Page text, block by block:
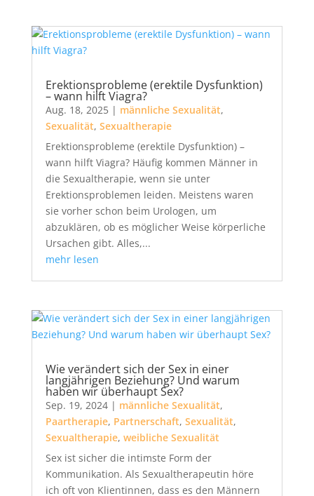
Erektionsprobleme (erektile Dysfunktion)
– wann hilft Viagra?
Aug. 18, 2025| männliche Sexualität,
Sexualität, Sexualtherapie
Erektionsprobleme (erektile Dysfunktion) –
wann hilft Viagra? Häufig kommen Männer in
die Sexualtherapie, wenn sie unter
Erektionsproblemen leiden. Meistens waren
sie vorher schon beim Urologen, um
abzuklären, ob es möglicher Weise körperliche
Ursachen gibt. Alles,...
mehr lesen
Wie verändert sich der Sex in einer
langjährigen Beziehung? Und warum
haben wir überhaupt Sex?
Sep. 19, 2024| männliche Sexualität,
Paartherapie, Partnerschaft, Sexualität,
Sexualtherapie, weibliche Sexualität
Sex ist sicher die intimste Form der
Kommunikation. Als Sexualtherapeutin höre
ich oft von Klientinnen, dass es den Männern